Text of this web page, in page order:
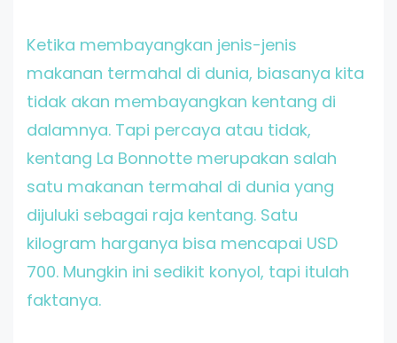
Ketika membayangkan jenis-jenis
makanan termahal di dunia, biasanya kita
tidak akan membayangkan kentang di
dalamnya. Tapi percaya atau tidak,
kentang La Bonnotte merupakan salah
satu makanan termahal di dunia yang
dijuluki sebagai raja kentang. Satu
kilogram harganya bisa mencapai USD
700. Mungkin ini sedikit konyol, tapi itulah
faktanya.